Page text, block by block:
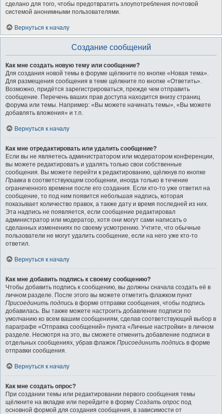
сделано для того, чтобы предотвратить злоупотребления почтовой
системой анонимными пользователями.
Вернуться к началу
Создание сообщений
Как мне создать новую тему или сообщение?
Для создания новой темы в форуме щёлкните по кнопке «Новая тема».
Для размещения сообщения в теме щёлкните по кнопке «Ответить».
Возможно, придётся зарегистрироваться, прежде чем отправить
сообщение. Перечень ваших прав доступа находится внизу страниц
форума или темы. Например: «Вы можете начинать темы», «Вы можете
добавлять вложения» и т.п.
Вернуться к началу
Как мне отредактировать или удалить сообщение?
Если вы не являетесь администратором или модератором конференции,
вы можете редактировать и удалять только свои собственные
сообщения. Вы можете перейти к редактированию, щёлкнув по кнопке
Правка в соответствующем сообщении, иногда только в течение
ограниченного времени после его создания. Если кто-то уже ответил на
сообщение, то под ним появится небольшая надпись, которая
показывает количество правок, а также дату и время последней из них.
Эта надпись не появляется, если сообщение редактировал
администратор или модератор, хотя они могут сами написать о
сделанных изменениях по своему усмотрению. Учтите, что обычные
пользователи не могут удалить сообщение, если на него уже кто-то
ответил.
Вернуться к началу
Как мне добавить подпись к своему сообщению?
Чтобы добавить подпись к сообщению, вы должны сначала создать её в
личном разделе. После этого вы можете отметить флажком пункт
Присоединить подпись в форме отправки сообщения, чтобы подпись
добавилась. Вы также можете настроить добавление подписи по
умолчанию ко всем вашим сообщениям, сделав соответствующий выбор в
параграфе «Отправка сообщений» пункта «Личные настройки» в личном
разделе. Несмотря на это, вы сможете отменить добавление подписи в
отдельных сообщениях, убрав флажок Присоединить подпись в форме
отправки сообщения.
Вернуться к началу
Как мне создать опрос?
При создании темы или редактировании первого сообщения темы
щёлкните на вкладке или перейдите в форму Создать опрос под
основной формой для создания сообщения, в зависимости от